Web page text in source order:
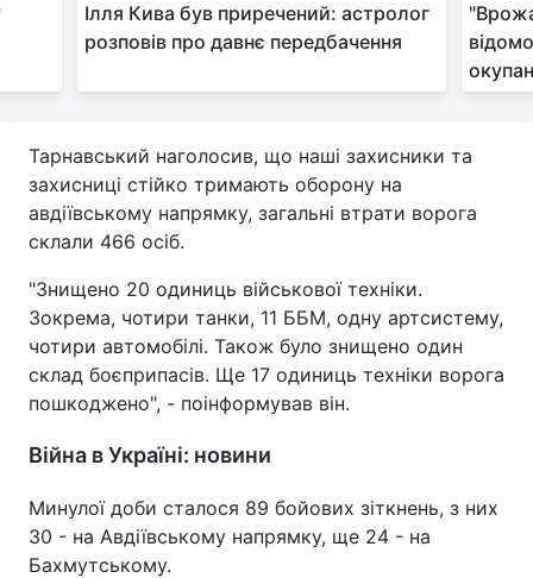
Ілля Кива був приречений: астролог
розповів про давнє передбачення
Тарнавський наголосив, що наші захисники та
захисниці стійко тримають оборону на
авдіївському напрямку, загальні втрати ворога
склали 466 осіб.
"Знищено 20 одиниць військової техніки.
Зокрема, чотири танки, 11 ББМ, одну артсистему,
чотири автомобілі. Також було знищено один
склад боєприпасів. Ще 17 одиниць техніки ворога
пошкоджено", - поінформував він.
Війна в Україні: новини
Минулої доби сталося 89 бойових зіткнень, з них
30 - на Авдіївському напрямку, ще 24 - на
Бахмутському.